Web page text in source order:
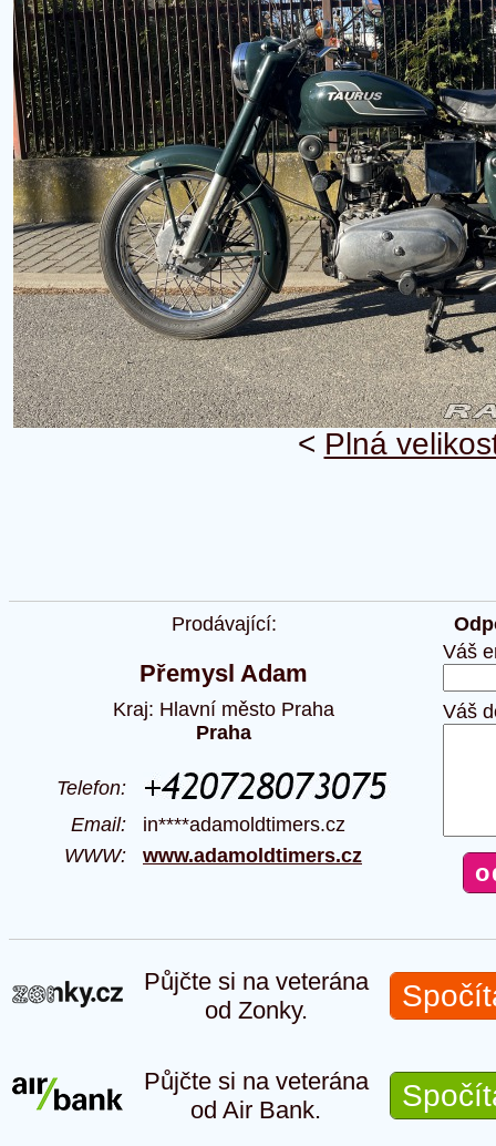
< Plná
Prodávající:
Přemysl Adam
Kraj: Hlavní město Praha
Praha
Telefon:
Email: in****adamoldtimers.cz
WWW: www.adamoldtimers.cz
Váš
Váš
Půjčte si na veterána
od Zonky.
Půjčte si na veterána
od Air Bank.